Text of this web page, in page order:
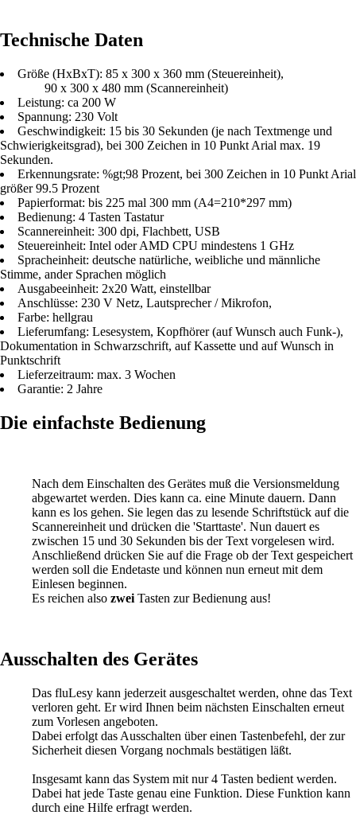
Technische Daten
Größe (HxBxT): 85 x 300 x 360 mm (Steuereinheit),
90 x 300 x 480 mm (Scannereinheit)
Leistung: ca 200 W
Spannung: 230 Volt
Geschwindigkeit: 15 bis 30 Sekunden (je nach Textmenge und
Schwierigkeitsgrad), bei 300 Zeichen in 10 Punkt Arial max. 19
Sekunden.
Erkennungsrate: %gt;98 Prozent, bei 300 Zeichen in 10 Punkt Arial
größer 99.5 Prozent
Papierformat: bis 225 mal 300 mm (A4=210*297 mm)
Bedienung: 4 Tasten Tastatur
Scannereinheit: 300 dpi, Flachbett, USB
Steuereinheit: Intel oder AMD CPU mindestens 1 GHz
Spracheinheit: deutsche natürliche, weibliche und männliche
Stimme, ander Sprachen möglich
Ausgabeeinheit: 2x20 Watt, einstellbar
Anschlüsse: 230 V Netz, Lautsprecher / Mikrofon,
Farbe: hellgrau
Lieferumfang: Lesesystem, Kopfhörer (auf Wunsch auch Funk-),
Dokumentation in Schwarzschrift, auf Kassette und auf Wunsch in
Punktschrift
Lieferzeitraum: max. 3 Wochen
Garantie: 2 Jahre
Die einfachste Bedienung
Nach dem Einschalten des Gerätes muß die Versionsmeldung
abgewartet werden. Dies kann ca. eine Minute dauern. Dann
kann es los gehen. Sie legen das zu lesende Schriftstück auf die
Scannereinheit und drücken die 'Starttaste'. Nun dauert es
zwischen 15 und 30 Sekunden bis der Text vorgelesen wird.
Anschließend drücken Sie auf die Frage ob der Text gespeichert
werden soll die Endetaste und können nun erneut mit dem
Einlesen beginnen.
Es reichen also zwei Tasten zur Bedienung aus!
Ausschalten des Gerätes
Das fluLesy kann jederzeit ausgeschaltet werden, ohne das Text
verloren geht. Er wird Ihnen beim nächsten Einschalten erneut
zum Vorlesen angeboten.
Dabei erfolgt das Ausschalten über einen Tastenbefehl, der zur
Sicherheit diesen Vorgang nochmals bestätigen läßt.
Insgesamt kann das System mit nur 4 Tasten bedient werden.
Dabei hat jede Taste genau eine Funktion. Diese Funktion kann
durch eine Hilfe erfragt werden.